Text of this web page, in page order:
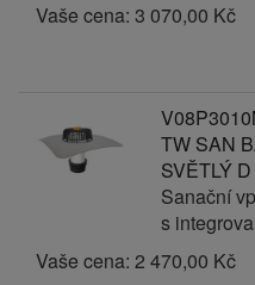
Vaše cena: 3 070,00 Kč
TW SAN
SVĚTLÝ D
Sanační
s
Vaše cena: 2 470,00 Kč